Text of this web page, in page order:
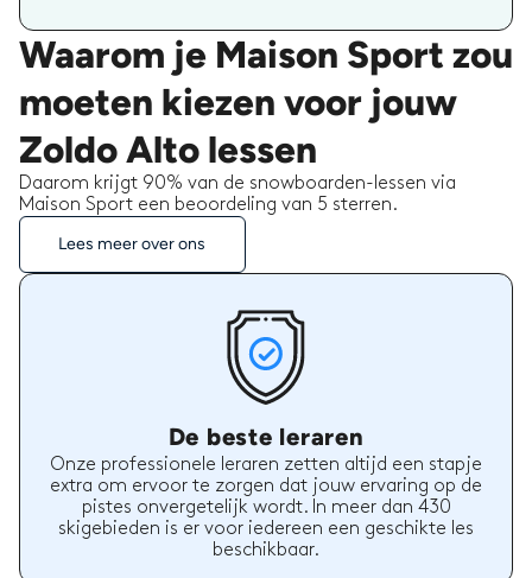
Waarom je Maison Sport zou
moeten kiezen voor jouw
Zoldo Alto lessen
Daarom krijgt 90% van de snowboarden-lessen via
Maison Sport een beoordeling van 5 sterren.
Lees meer over ons
De beste leraren
Onze professionele leraren zetten altijd een stapje
extra om ervoor te zorgen dat jouw ervaring op de
pistes onvergetelijk wordt. In meer dan 430
skigebieden is er voor iedereen een geschikte les
beschikbaar.